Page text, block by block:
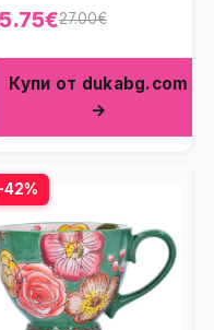
мл. 27.00€
Купи от dukabg.com
→
42%